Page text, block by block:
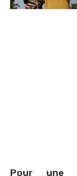
Pour une